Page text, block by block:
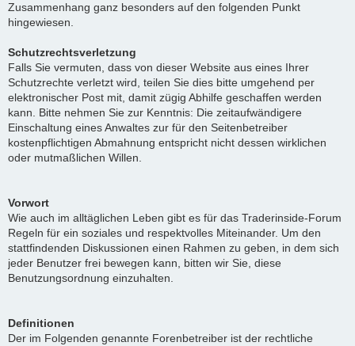
Zusammenhang ganz besonders auf den folgenden Punkt
hingewiesen.
Schutzrechtsverletzung
Falls Sie vermuten, dass von dieser Website aus eines Ihrer
Schutzrechte verletzt wird, teilen Sie dies bitte umgehend per
elektronischer Post mit, damit zügig Abhilfe geschaffen werden
kann. Bitte nehmen Sie zur Kenntnis: Die zeitaufwändigere
Einschaltung eines Anwaltes zur für den Seitenbetreiber
kostenpflichtigen Abmahnung entspricht nicht dessen wirklichen
oder mutmaßlichen Willen.
Vorwort
Wie auch im alltäglichen Leben gibt es für das Traderinside-Forum
Regeln für ein soziales und respektvolles Miteinander. Um den
stattfindenden Diskussionen einen Rahmen zu geben, in dem sich
jeder Benutzer frei bewegen kann, bitten wir Sie, diese
Benutzungsordnung einzuhalten.
Definitionen
Der im Folgenden genannte Forenbetreiber ist der rechtliche